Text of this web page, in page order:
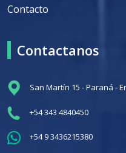
Contacto
Contactanos
San Martín 15 - Paraná -
+54 343 4840450
+54 9 3436215380